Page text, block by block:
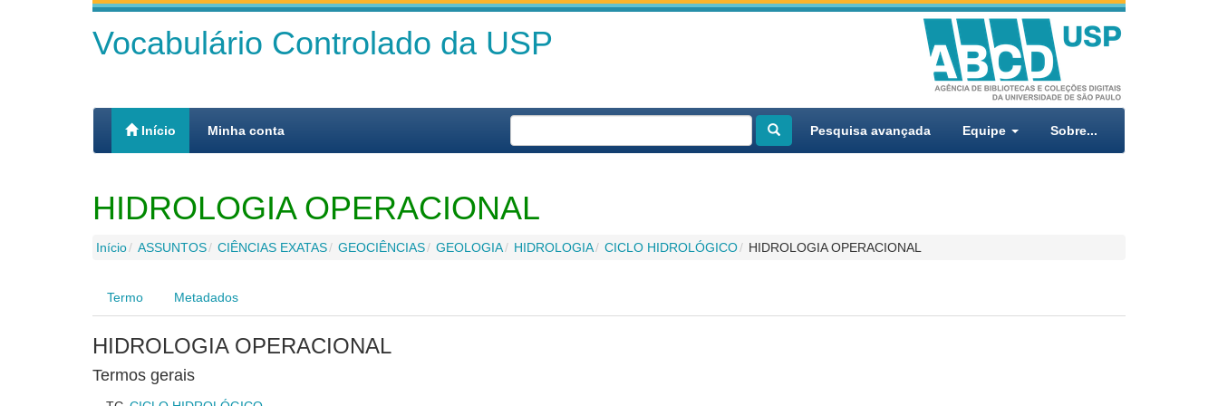
Vocabulário Controlado da USP
Início Minha conta Pesquisa avançada Equipe Sobre...
HIDROLOGIA OPERACIONAL
Início ASSUNTOS CIÊNCIAS EXATAS GEOCIÊNCIAS GEOLOGIA HIDROLOGIA CICLO HIDROLÓGICO HIDROLOGIA OPERACIONAL
Termo Metadados
HIDROLOGIA OPERACIONAL
Termos gerais